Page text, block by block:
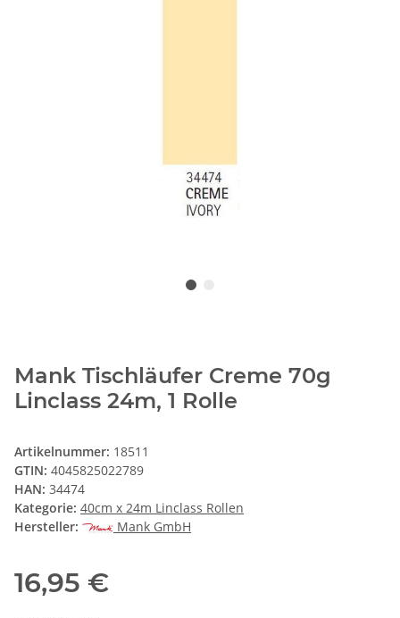
Mank Tischläufer Creme 70g
Linclass 24m, 1 Rolle
Artikelnummer: 18511
GTIN: 4045825022789
HAN: 34474
Kategorie: 40cm x 24m Linclass Rollen
Hersteller:
Mank GmbH
16,95 €